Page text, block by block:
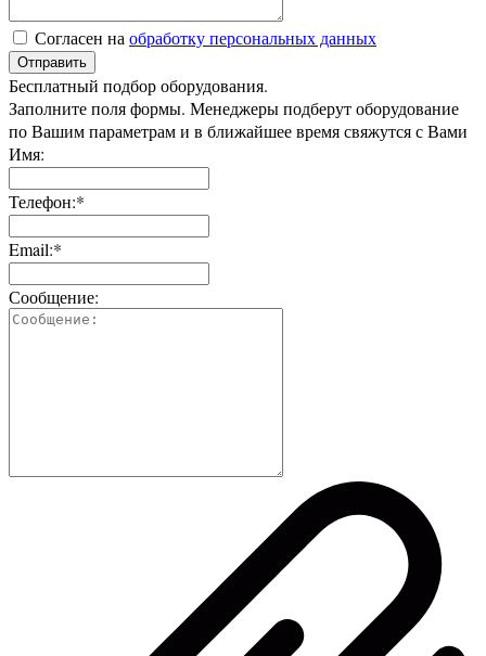
Согласен на обработку персональных данных
Отправить
Бесплатный подбор оборудования.
Заполните поля формы. Менеджеры подберут оборудование
по Вашим параметрам и в ближайшее время свяжутся с Вами
Имя:
Телефон:*
Email:*
Сообщение: